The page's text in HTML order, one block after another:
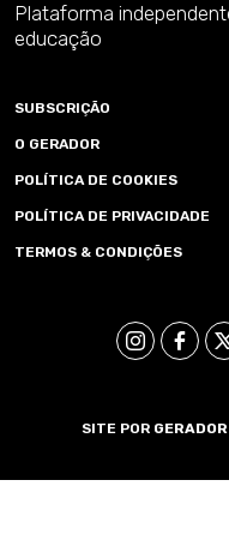
Plataforma
educação
SUBSCRIÇÃO
O GERADOR
POLÍTICA DE COOKIES
POLÍTICA DE PRIVACIDADE
TERMOS & CONDIÇÕES
SITE POR